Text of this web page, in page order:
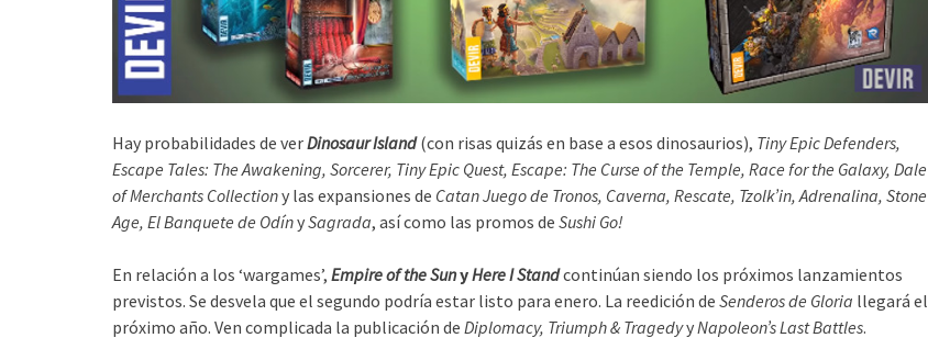
Hay probabilidades de verDinosaur Island (con risas quizás en base a esos dinosaurios), Tiny Epic Defenders,
Escape Tales: The Awakening, Sorcerer, Tiny Epic Quest, Escape: The Curse of the Temple, Race for the Galaxy, Dale
of Merchants Collectiony las expansiones de Catan Juego de Tronos, Caverna, Rescate, Tzolk’in, Adrenalina, Stone
Age, El Banquete de OdínySagrada, así como las promos de Sushi Go!
En relación a los ‘wargames’, Empire of the SunyHere I Standcontinúan siendo los próximos lanzamientos
previstos. Se desvela que el segundo podría estar listo para enero. La reedición de Senderos de Gloria llegará el
próximo año. Ven complicada la publicación de Diplomacy, Triumph & TragedyyNapoleon’s Last Battles.